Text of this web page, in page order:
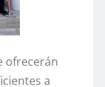
ofrecerán
a